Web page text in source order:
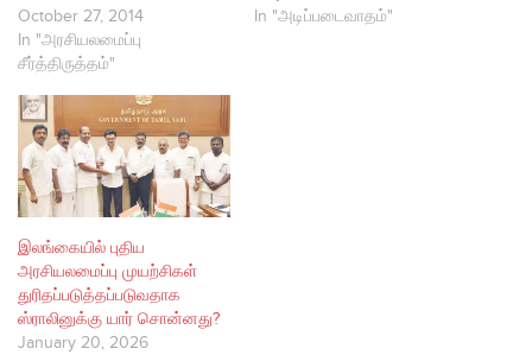
October 27, 2014
In "அரசியலமைப்பு
சீர்த்திருத்தம்"
In "அடிப்படைவாதம்"
இலங்கையில் புதிய
அரசியலமைப்பு முயற்சிகள்
துரிதப்படுத்தப்படுவதாக
ஸ்ராலினுக்கு யார் சொன்னது?
January 20, 2026